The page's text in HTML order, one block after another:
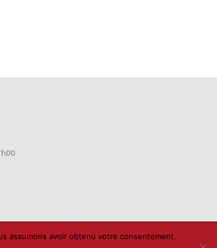
assumons avoir obtenu votre consentement.